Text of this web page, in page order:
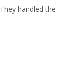
handled